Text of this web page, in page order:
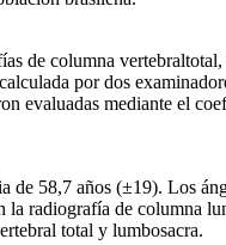
de columna
por dos
evaluadas mediante el
de 58,7 años (±19). Los
radiografía de columna
total y lumbosacra.